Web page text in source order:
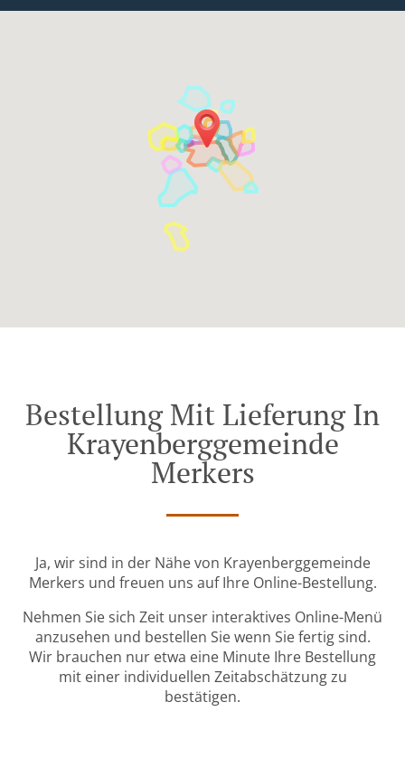
Bestellung Mit Lieferung In
Krayenberggemeinde
Merkers
Ja, wir sind in der Nähe von Krayenberggemeinde
Merkers und freuen uns auf Ihre Online-Bestellung.
Nehmen Sie sich Zeit unser interaktives Online-Menü
anzusehen und bestellen Sie wenn Sie fertig sind.
Wir brauchen nur etwa eine Minute Ihre Bestellung
mit einer individuellen Zeitabschätzung zu
bestätigen.